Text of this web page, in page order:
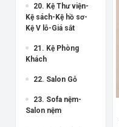
20. Kệ Thư viện-
Kệ sách-Kệ hồ sơ-
Kệ V lỗ-Giá sắt
21. Kệ Phòng
Khách
22. Salon Gỗ
23. Sofa nệm-
Salon nệm